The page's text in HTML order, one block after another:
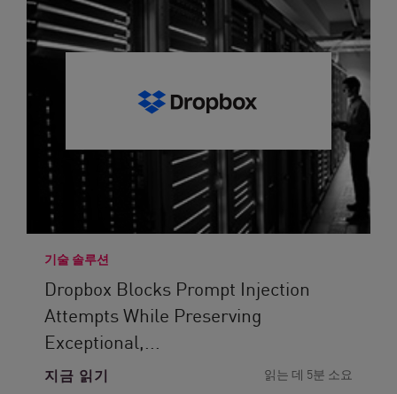
기술 솔루션
Dropbox Blocks Prompt Injection
Attempts While Preserving
Exceptional,...
지금 읽기 읽는 데 5분 소요